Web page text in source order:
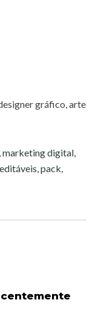
gráfico, arte
marketing digital,
pack,